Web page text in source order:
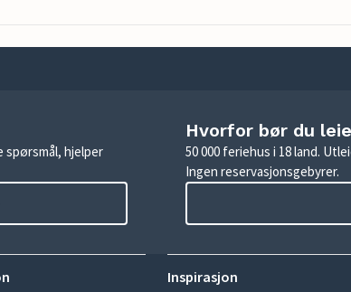
spørsmål, hjelper
Hvorfor bør du
50 000 feriehus i 18 land.
Ingen reservasjonsgebyrer.
Inspirasjon